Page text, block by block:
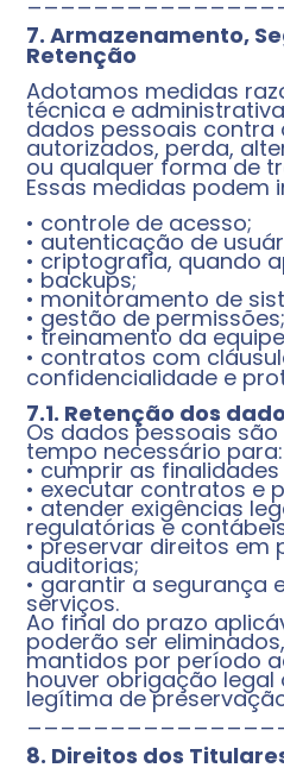
7. Armazenamento,
Retenção
Adotamos medidas
técnica e
dados pessoais contra
autorizados, perda,
ou qualquer forma de
Essas medidas podem
• controle de acesso;
• autenticação de
• criptografia, quando
• backups;
• monitoramento de
• gestão de permissões;
• treinamento da
• contratos com
confidencialidade e
7.1. Retenção dos
Os dados pessoais
tempo necessário para:
• cumprir as
• executar contratos e
• atender exigências
regulatórias e
• preservar direitos em
auditorias;
• garantir a segurança
serviços.
Ao final do prazo
poderão ser
mantidos por período
houver obrigação legal
legítima de
8. Direitos dos